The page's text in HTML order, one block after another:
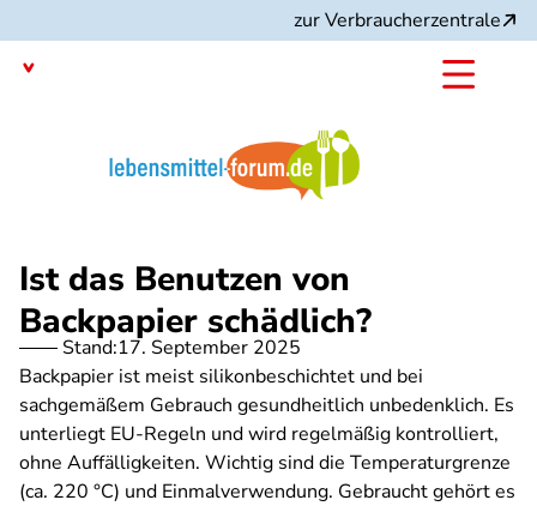
zum
Inhalt
zur Verbraucherzentrale
Ist das Benutzen von
Backpapier schädlich?
Stand:17. September 2025
Backpapier ist meist silikonbeschichtet und bei
sachgemäßem Gebrauch gesundheitlich unbedenklich. Es
unterliegt EU-Regeln und wird regelmäßig kontrolliert,
ohne Auffälligkeiten. Wichtig sind die Temperaturgrenze
(ca. 220 °C) und Einmalverwendung. Gebraucht gehört es